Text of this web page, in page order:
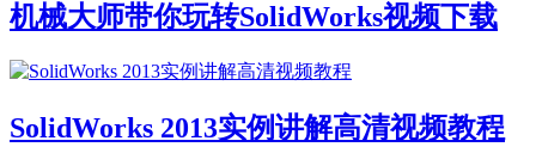
机械大师带你玩转SolidWorks视频下载
SolidWorks 2013实例讲解高清视频教程